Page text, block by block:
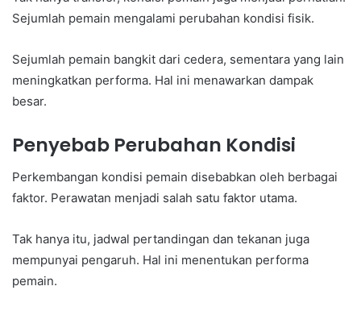
Sejumlah pemain mengalami perubahan kondisi fisik.
Sejumlah pemain bangkit dari cedera, sementara yang lain
meningkatkan performa. Hal ini menawarkan dampak
besar.
Penyebab Perubahan Kondisi
Perkembangan kondisi pemain disebabkan oleh berbagai
faktor. Perawatan menjadi salah satu faktor utama.
Tak hanya itu, jadwal pertandingan dan tekanan juga
mempunyai pengaruh. Hal ini menentukan performa
pemain.